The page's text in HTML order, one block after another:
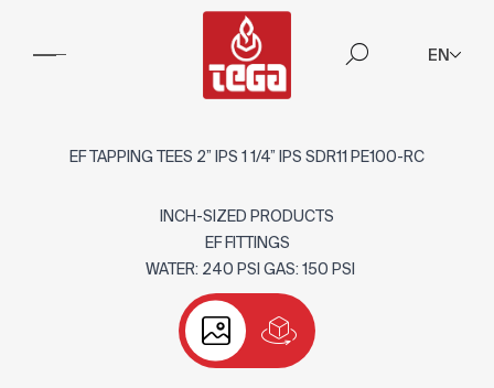
EN
EF TAPPING TEES 2” IPS 1 1/4” IPS SDR11 PE100-RC
INCH-SIZED PRODUCTS
EF FITTINGS
WATER: 240 PSI GAS: 150 PSI